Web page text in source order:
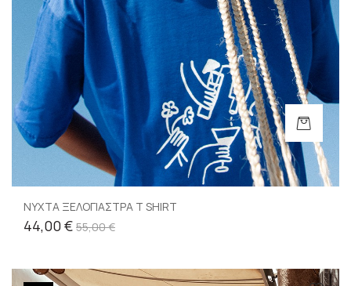
ΝΥΧΤΑ ΞΕΛΟΓΙΑΣΤΡΑ T SHIRT
44,00 € 55,00 €